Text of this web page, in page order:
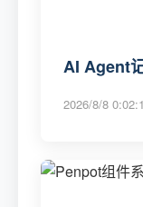
AI Agent
2026/8/8